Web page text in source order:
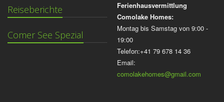
Reiseberichte
Comer See Spezial
Ferienhausvermittlung
Comolake Homes:
Montag bis Samstag von 9:00 -
19:00
Telefon:+41 79 678 14 36
Email:
comolakehomes@gmail.com